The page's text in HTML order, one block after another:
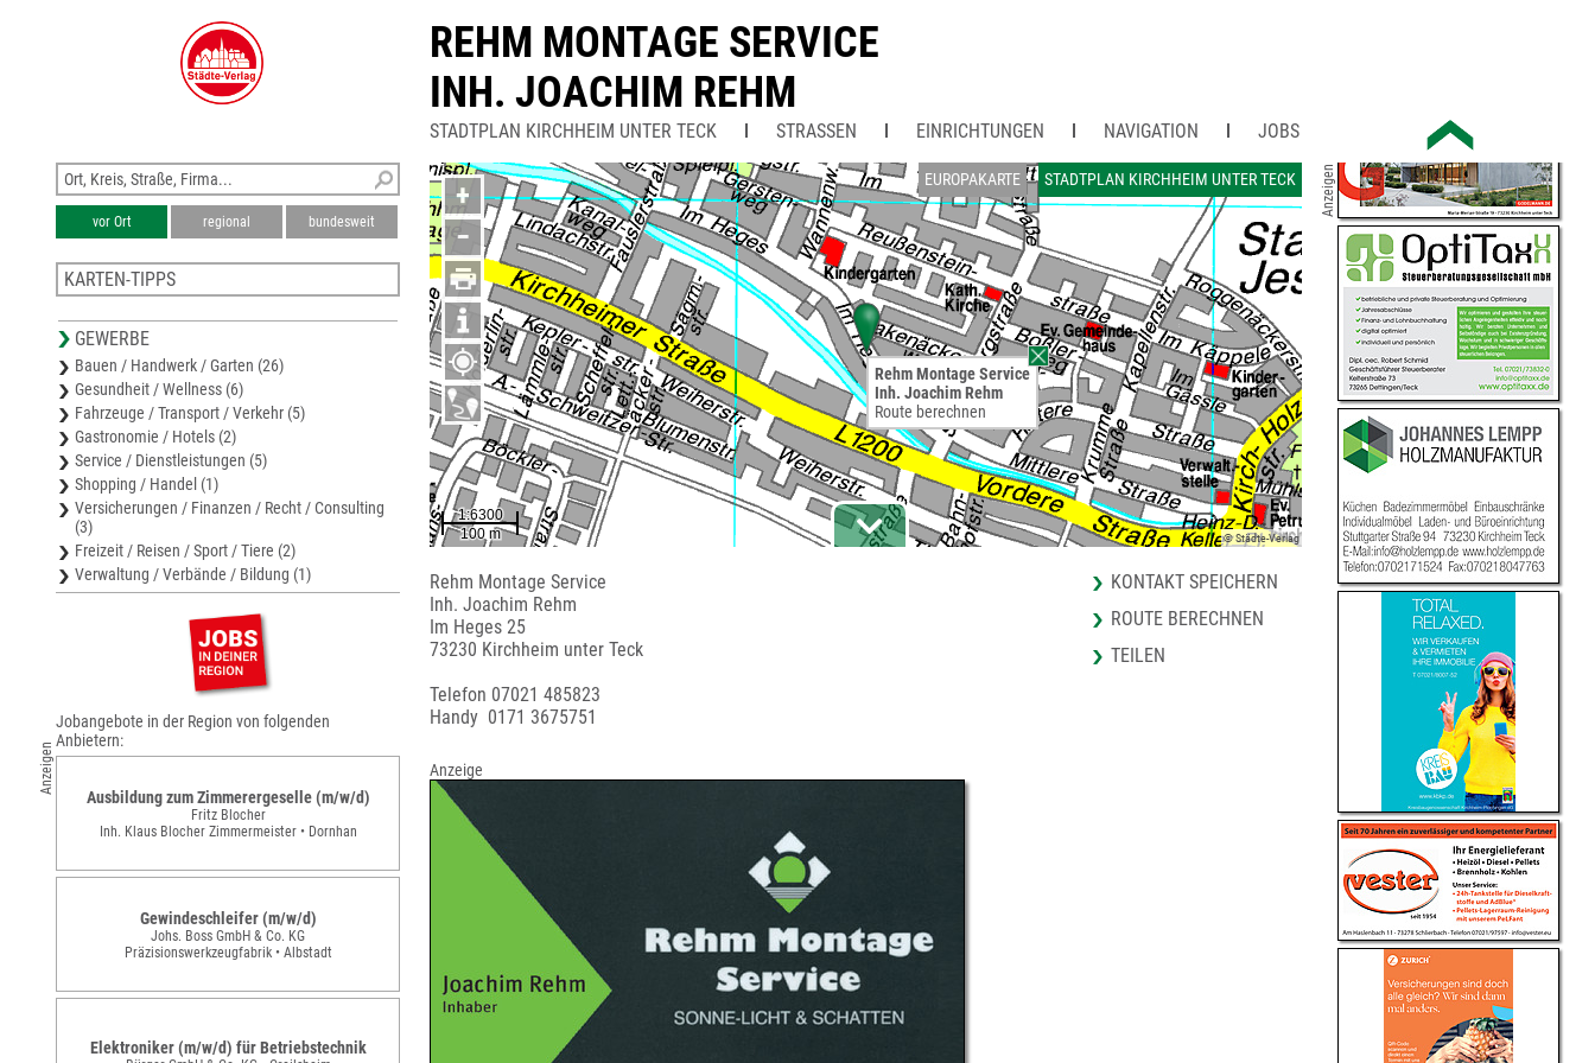
REHM MONTAGE SERVICE
INH. JOACHIM REHM
STADTPLAN KIRCHHEIM UNTER TECK STRASSEN EINRICHTUNGEN NAVIGATION JOBS
EUROPAKARTE STADTPLAN KIRCHHEIM UNTER TECK
+
−
© Städte-Verlag
Rehm Montage Service
Inh. Joachim Rehm
Route berechnen
Rehm Montage Service
Inh. Joachim Rehm
Im Heges 25
73230 Kirchheim unter Teck
Telefon 07021 485823
Handy 0171 3675751
KONTAKT SPEICHERN
ROUTE BERECHNEN
TEILEN
Anzeige
vor Ort regional bundesweit
KARTEN-TIPPS
Stadtplan Wernau
Stadtplan Ebersbach/Fils
Stadtplan Plochingen
Stadtplan Wendlingen
GEWERBE
Bauen / Handwerk / Garten (26)
Gesundheit / Wellness (6)
Fahrzeuge / Transport / Verkehr (5)
Gastronomie / Hotels (2)
Service / Dienstleistungen (5)
Shopping / Handel (1)
Versicherungen / Finanzen / Recht / Consulting
(3)
Freizeit / Reisen / Sport / Tiere (2)
Verwaltung / Verbände / Bildung (1)
Anzeigen
Jobangebote in der Region von folgenden
Anbietern:
Ausbildung zum Zimmerergeselle (m/w/d)
Fritz Blocher
Inh. Klaus Blocher Zimmermeister • Dornhan
Gewindeschleifer (m/w/d)
Johs. Boss GmbH & Co. KG
Präzisionswerkzeugfabrik • Albstadt
Elektroniker (m/w/d) für Betriebstechnik
Anzeigen